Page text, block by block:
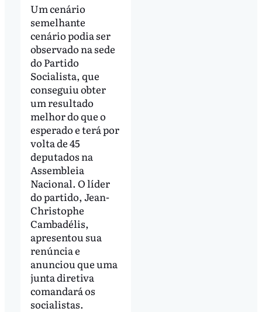
Um cenário
semelhante
cenário podia ser
observado na sede
do Partido
Socialista, que
conseguiu obter
um resultado
melhor do que o
esperado e terá por
volta de 45
deputados na
Assembleia
Nacional. O líder
do partido, Jean-
Christophe
Cambadélis,
apresentou sua
renúncia e
anunciou que uma
junta diretiva
comandará os
socialistas.